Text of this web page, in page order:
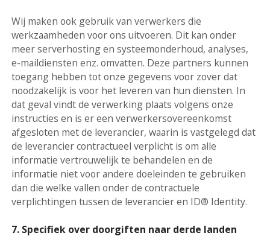
Wij maken ook gebruik van verwerkers die
werkzaamheden voor ons uitvoeren. Dit kan onder
meer serverhosting en systeemonderhoud, analyses,
e-maildiensten enz. omvatten. Deze partners kunnen
toegang hebben tot onze gegevens voor zover dat
noodzakelijk is voor het leveren van hun diensten. In
dat geval vindt de verwerking plaats volgens onze
instructies en is er een verwerkersovereenkomst
afgesloten met de leverancier, waarin is vastgelegd dat
de leverancier contractueel verplicht is om alle
informatie vertrouwelijk te behandelen en de
informatie niet voor andere doeleinden te gebruiken
dan die welke vallen onder de contractuele
verplichtingen tussen de leverancier en ID® Identity.
7. Specifiek over doorgiften naar derde landen